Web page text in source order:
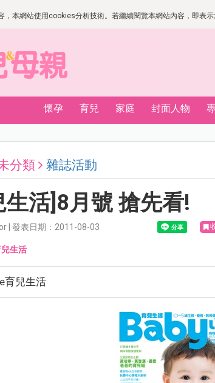
，本網站使用cookies分析技術。若繼續閱覽本網站內容，即表
懷孕 育兒 家庭 封面人物
分類 雜誌活動
生活]8月號 搶先看!
| 發表日期：2011-08-03
生活
育兒生活